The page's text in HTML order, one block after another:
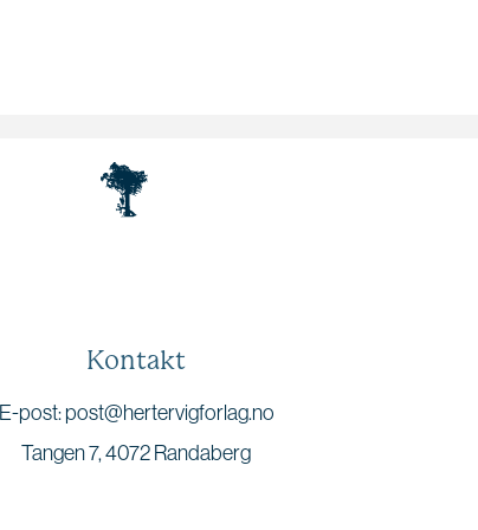
Kontakt
E-post: post@hertervigforlag.no
Tangen 7, 4072 Randaberg